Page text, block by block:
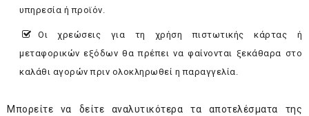
υπηρεσία ή προϊόν.
Οι χρεώσεις για τη χρήση πιστωτικής κάρτας ή
μεταφορικών εξόδων θα πρέπει να φαίνονται ξεκάθαρα στο
καλάθι αγορών πριν ολοκληρωθεί η παραγγελία.
Μπορείτε να δείτε αναλυτικότερα τα αποτελέσματα της